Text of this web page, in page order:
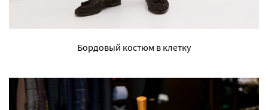
Бордовый костюм в клетку